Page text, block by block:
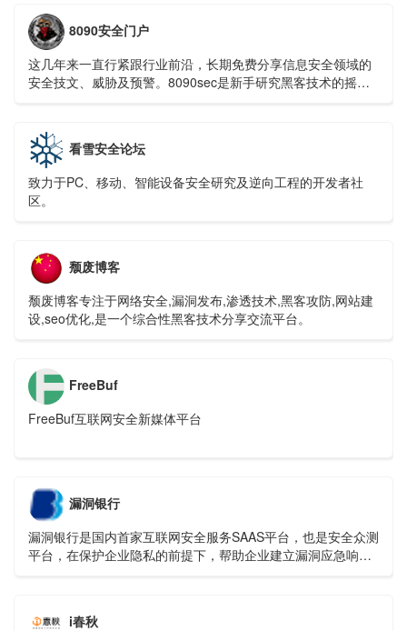
8090安全门户
这几年来一直行紧跟行业前沿，长期免费分享信息安全领域的
安全技文、威胁及预警。8090sec是新手研究黑客技术的摇篮,
看雪安全论坛
致力于PC、移动、智能设备安全研究及逆向工程的开发者社
区。
颓废博客
颓废博客专注于网络安全,漏洞发布,渗透技术,黑客攻防,网站建
设,seo优化,是一个综合性黑客技术分享交流平台。
FreeBuf
FreeBuf互联网安全新媒体平台
漏洞银行
漏洞银行是国内首家互联网安全服务SAAS平台，也是安全众测
平台，在保护企业隐私的前提下，帮助企业建立漏洞应急响应
i春秋